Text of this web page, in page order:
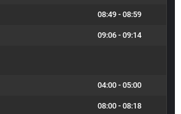
08:49 - 08:59
09:06 - 09:14
04:00 - 05:00
08:00 - 08:18